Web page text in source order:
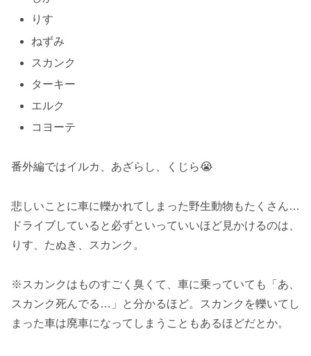
りす
ねずみ
スカンク
ターキー
エルク
コヨーテ
番外編ではイルカ、あざらし、くじら😭
悲しいことに車に轢かれてしまった野生動物もたくさん…
ドライブしていると必ずといっていいほど見かけるのは、
りす、たぬき、スカンク。
※スカンクはものすごく臭くて、車に乗っていても「あ、
スカンク死んでる…」と分かるほど。スカンクを轢いてし
まった車は廃車になってしまうこともあるほどだとか。